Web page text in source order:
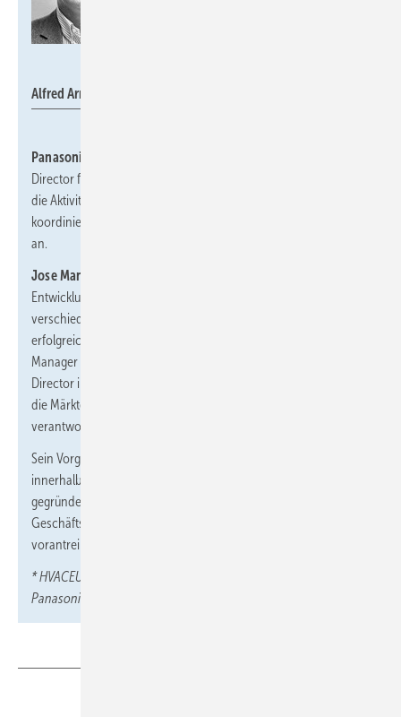
Alfred Armaos (li.) und Jose Manuel Alves.
Panasonic HVACEU*
Director für die DACH-Region ernannt.
die Aktivitäten in Deutschland, Österreich und der Schweiz
koordinieren und tritt damit die Nachfolge von
an.
Jose Manuel Alves
Entwicklung und Umsetzung von Unternehmensstrategien in
verschiedenen europäischen Ländern. Er koordinierte
erfolgreich den Markt für Heiz- und Kühllösungen als Country
Manager in den nordischen Ländern und als Deputy Managing
Director in Frankreich. Zuletzt war er als Regional Manager für
die Märkte in den Niederlanden, Großbritannien und Irland
verantwortlich.
Sein Vorgänger,
innerhalb des Unternehmens widmen und den Aufbau der neu
gegründeten Region BENELUX leiten und die Entwicklung des
Geschäfts mit Heiz- und Kühllösungen in dieser Region
vorantreiben.
* HVACEU ist die Heating & Cooling Solutions Division der
Panasonic Marketing Europe GmbH